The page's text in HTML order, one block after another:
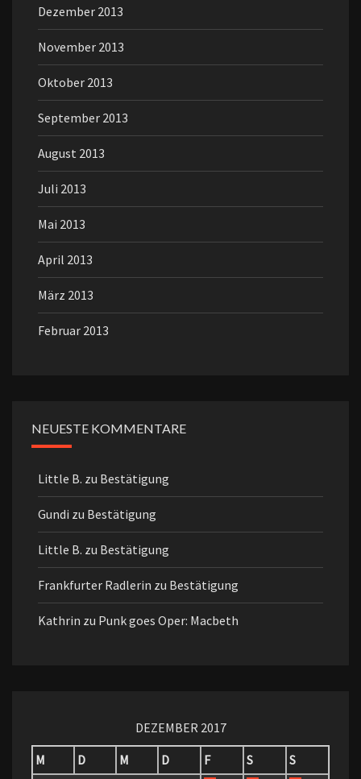
Dezember 2013
November 2013
Oktober 2013
September 2013
August 2013
Juli 2013
Mai 2013
April 2013
März 2013
Februar 2013
NEUESTE KOMMENTARE
Little B. zu Bestätigung
Gundi zu Bestätigung
Little B. zu Bestätigung
Frankfurter Radlerin zu Bestätigung
Kathrin zu Punk goes Oper: Macbeth
DEZEMBER 2017
M
D M D F S
S